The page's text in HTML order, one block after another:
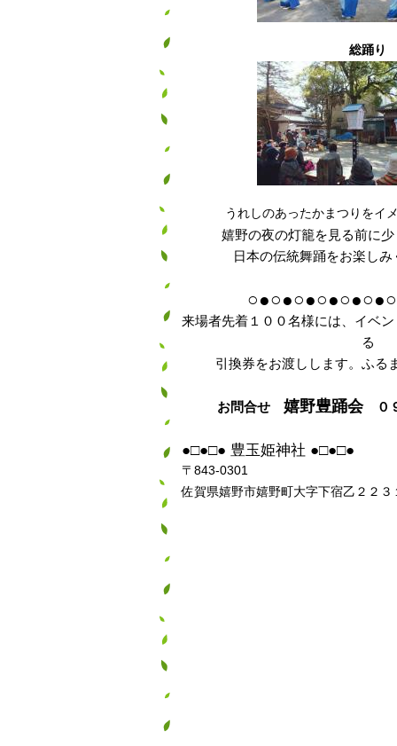
総踊り
うれしのあったかまつりをイ
嬉野の夜の灯籠を見る前に
日本の伝統舞踊をお楽しみ
○●○●○●○●○●○●
来場者先着１００名様には、イベ
る
引換券をお渡しします。ふる
お問合せ 嬉野豊踊会０９
●□●□● 豊玉姫神社 ●□●□●
〒843-0301
佐賀県嬉野市嬉野町大字下宿乙２２３